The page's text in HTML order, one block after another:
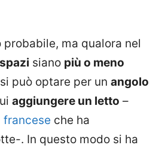
probabile, ma qualora nel
spazi siano più o meno
si può optare per un angolo
aggiungere un letto –
francese che ha
. In questo modo si ha